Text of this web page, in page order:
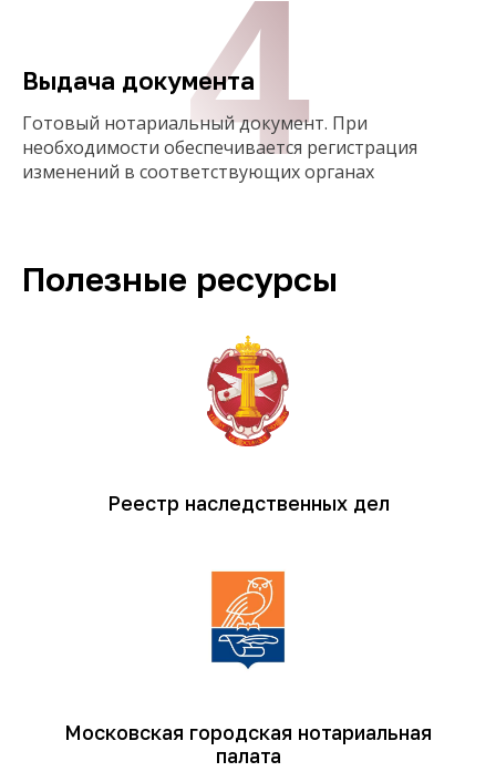
Выдача документа
Готовый нотариальный документ. При
необходимости обеспечивается регистрация
изменений в соответствующих органах
4
Полезные ресурсы
Реестр наследственных дел
Московская городская нотариальная
палата